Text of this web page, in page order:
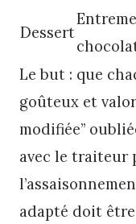
Dessert
Le but : que
goûteux et
modifiée”
avec le traiteur
adapté doit